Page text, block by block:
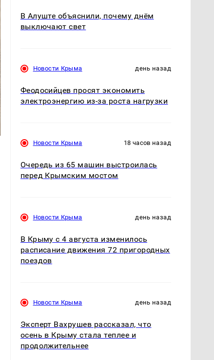
В Алуште объяснили, почему днём
выключают свет
Новости Крыма день назад
Феодосийцев просят экономить
электроэнергию из-за роста нагрузки
Новости Крыма 18 часов назад
Очередь из 65 машин выстроилась
перед Крымским мостом
Новости Крыма день назад
В Крыму с 4 августа изменилось
расписание движения 72 пригородных
поездов
Новости Крыма день назад
Эксперт Вахрушев рассказал, что
осень в Крыму стала теплее и
продолжительнее